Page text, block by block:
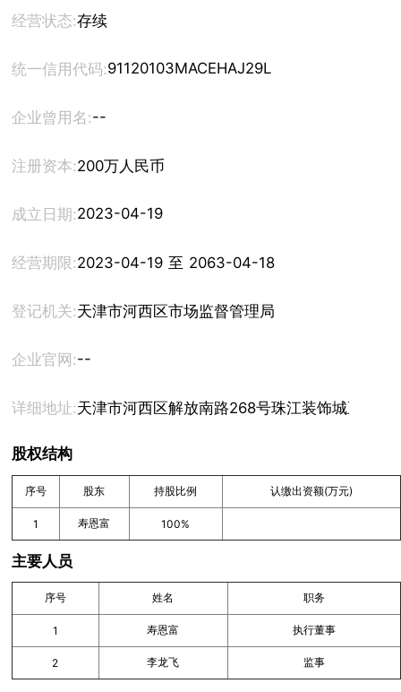
经营状态:存续
统一信用代码:91120103MACEHAJ29L
企业曾用名:--
注册资本:200万人民币
成立日期:2023-04-19
经营期限: 2023-04-19 至 2063-04-18
登记机关:天津市河西区市场监督管理局
企业官网:--
详细地址:天津市河西区解放南路268号珠江装饰城五金建
股权结构
序号 股东 持股比例 认缴出资额(万元)
1 寿恩富 100%
主要人员
序号 姓名 职务
1 寿恩富 执行董事
2 李龙飞 监事